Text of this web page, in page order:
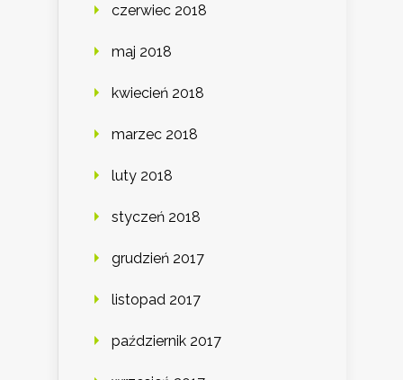
czerwiec 2018
maj 2018
kwiecień 2018
marzec 2018
luty 2018
styczeń 2018
grudzień 2017
listopad 2017
październik 2017